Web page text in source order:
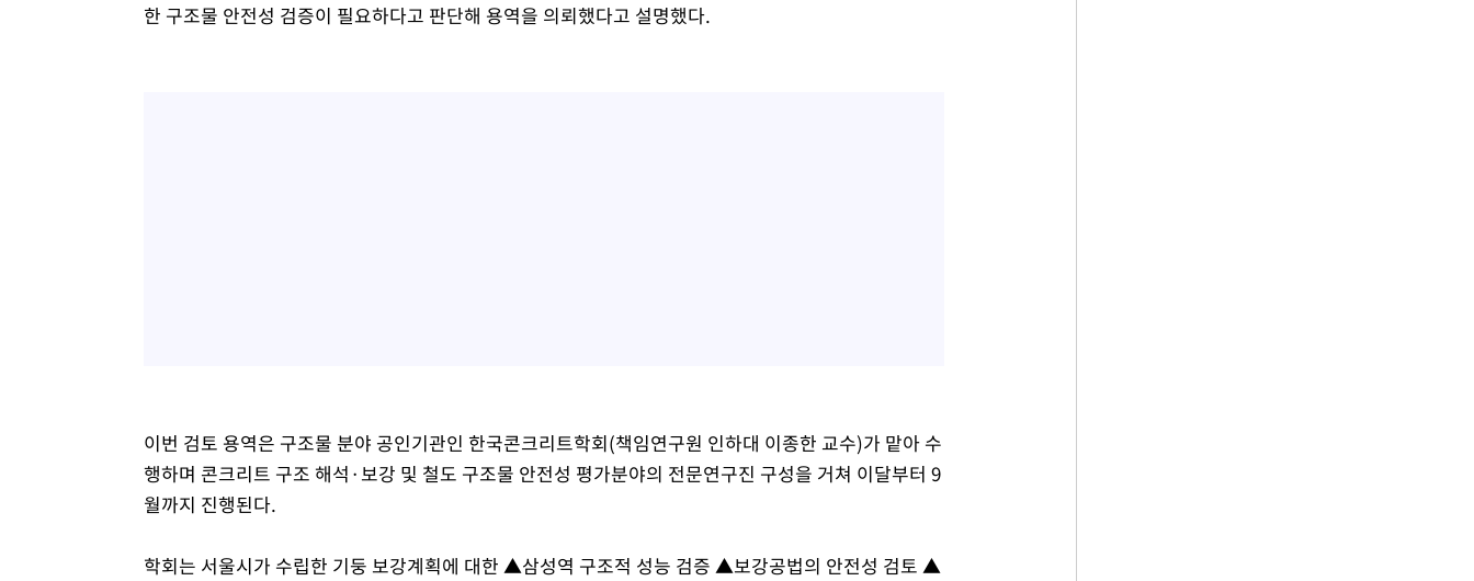
한 구조물 안전성 검증이 필요하다고 판단해 용역을 의뢰했다고 설명했다.
이번 검토 용역은 구조물 분야 공인기관인 한국콘크리트학회(책임연구원 인하대 이종한 교수)가 맡아 수
행하며 콘크리트 구조 해석·보강 및 철도 구조물 안전성 평가분야의 전문연구진 구성을 거쳐 이달부터 9
월까지 진행된다.
학회는 서울시가 수립한 기둥 보강계획에 대한 ▲삼성역 구조적 성능 검증 ▲보강공법의 안전성 검토 ▲